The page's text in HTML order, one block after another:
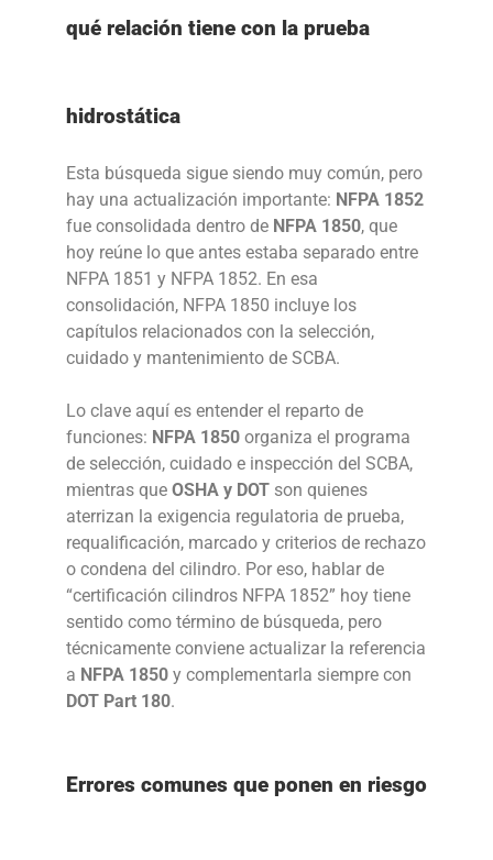
qué relación tiene con la prueba
hidrostática
Esta búsqueda sigue siendo muy común, pero
hay una actualización importante: NFPA 1852
fue consolidada dentro de NFPA 1850, que
hoy reúne lo que antes estaba separado entre
NFPA 1851 y NFPA 1852. En esa
consolidación, NFPA 1850 incluye los
capítulos relacionados con la selección,
cuidado y mantenimiento de SCBA.
Lo clave aquí es entender el reparto de
funciones: NFPA 1850 organiza el programa
de selección, cuidado e inspección del SCBA,
mientras que OSHA y DOT son quienes
aterrizan la exigencia regulatoria de prueba,
requalificación, marcado y criterios de rechazo
o condena del cilindro. Por eso, hablar de
“certificación cilindros NFPA 1852” hoy tiene
sentido como término de búsqueda, pero
técnicamente conviene actualizar la referencia
a NFPA 1850 y complementarla siempre con
DOT Part 180.
Errores comunes que ponen en riesgo